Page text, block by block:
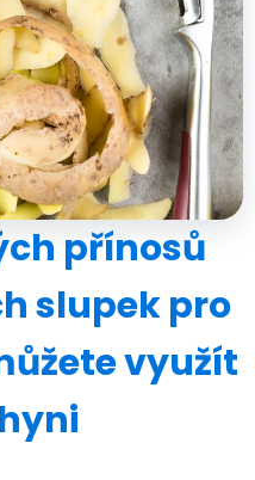
přínosů
slupek pro
využít